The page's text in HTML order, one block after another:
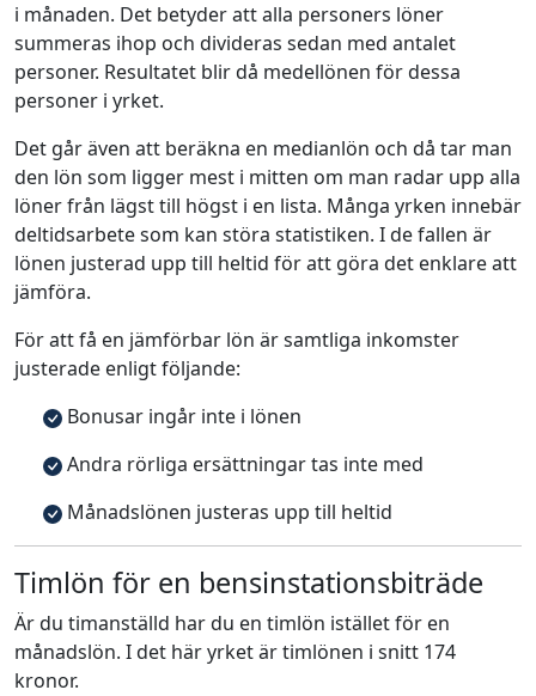
i månaden. Det betyder att alla personers löner
summeras ihop och divideras sedan med antalet
personer. Resultatet blir då medellönen för dessa
personer i yrket.
Det går även att beräkna en medianlön och då tar man
den lön som ligger mest i mitten om man radar upp alla
löner från lägst till högst i en lista. Många yrken innebär
deltidsarbete som kan störa statistiken. I de fallen är
lönen justerad upp till heltid för att göra det enklare att
jämföra.
För att få en jämförbar lön är samtliga inkomster
justerade enligt följande:
Bonusar ingår inte i lönen
Andra rörliga ersättningar tas inte med
Månadslönen justeras upp till heltid
Timlön för en bensinstationsbiträde
Är du timanställd har du en timlön istället för en
månadslön. I det här yrket är timlönen i snitt 174
kronor.